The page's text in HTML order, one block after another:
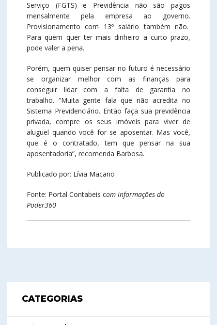
Serviço (FGTS) e Previdência não são pagos
mensalmente pela empresa ao governo.
Provisionamento com 13º salário também não.
Para quem quer ter mais dinheiro a curto prazo,
pode valer a pena.
Porém, quem quiser pensar no futuro é necessário
se organizar melhor com as finanças para
conseguir lidar com a falta de garantia no
trabalho. “Muita gente fala que não acredita no
Sistema Previdenciário. Então faça sua previdência
privada, compre os seus imóveis para viver de
aluguel quando você for se aposentar. Mas você,
que é o contratado, tem que pensar na sua
aposentadoria”, recomenda Barbosa.
Publicado por: Lívia Macario
Fonte: Portal Contabeis com informações do
Poder360
CATEGORIAS